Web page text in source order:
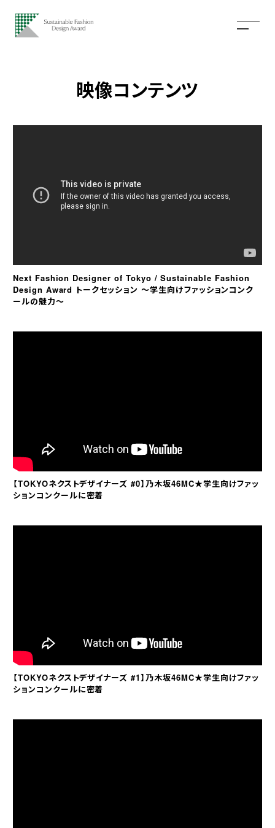
映像コンテンツ
Next Fashion Designer of Tokyo / Sustainable Fashion
Design Award トークセッション ～学生向けファッションコンク
ールの魅力～
【TOKYOネクストデザイナーズ #0】乃木坂46MC★学生向けファッ
ションコンクールに密着
【TOKYOネクストデザイナーズ #1】乃木坂46MC★学生向けファッ
ションコンクールに密着